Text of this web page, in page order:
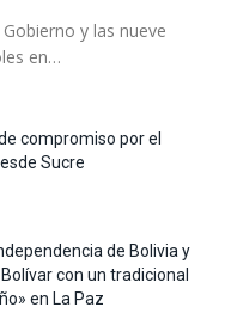
y las nueve
en…
compromiso por el
Sucre
de Bolivia y
con un tradicional
en La Paz